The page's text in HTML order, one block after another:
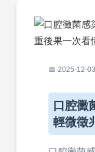
2025-12-03
口腔黴
輕微徵